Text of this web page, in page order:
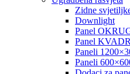
Zidne
Downlight
Panel
Panel
Paneli
Paneli